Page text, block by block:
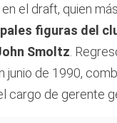
en el draft, quien
figuras del
Smoltz .
junio de 1990,
cargo de gerente